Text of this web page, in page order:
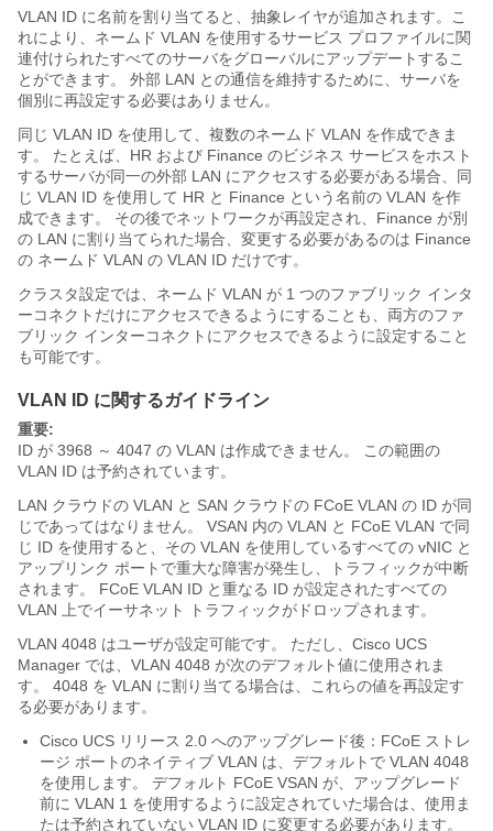
VLAN ID に名前を割り当てると、抽象レイヤが追加されます。こ
れにより、ネームド VLAN を使用するサービス プロファイルに関
連付けられたすべてのサーバをグローバルにアップデートするこ
とができます。 外部 LAN との通信を維持するために、サーバを
個別に再設定する必要はありません。
同じ VLAN ID を使用して、複数のネームド VLAN を作成できま
す。 たとえば、HR および Finance のビジネス サービスをホスト
するサーバが同一の外部 LAN にアクセスする必要がある場合、同
じ VLAN ID を使用して HR と Finance という名前の VLAN を作
成できます。 その後でネットワークが再設定され、Finance が別
の LAN に割り当てられた場合、変更する必要があるのは Finance
の ネームド VLAN の VLAN ID だけです。
クラスタ設定では、ネームド VLAN が 1 つのファブリック インタ
ーコネクトだけにアクセスできるようにすることも、両方のファ
ブリック インターコネクトにアクセスできるように設定すること
も可能です。
VLAN ID に関するガイドライン
重要:
ID が 3968 ～ 4047 の VLAN は作成できません。 この範囲の
VLAN ID は予約されています。
LAN クラウドの VLAN と SAN クラウドの FCoE VLAN の ID が同
じであってはなりません。 VSAN 内の VLAN と FCoE VLAN で同
じ ID を使用すると、その VLAN を使用しているすべての vNIC と
アップリンク ポートで重大な障害が発生し、トラフィックが中断
されます。 FCoE VLAN ID と重なる ID が設定されたすべての
VLAN 上でイーサネット トラフィックがドロップされます。
VLAN 4048 はユーザが設定可能です。 ただし、 Cisco UCS
Manager では、VLAN 4048 が次のデフォルト値に使用されま
す。 4048 を VLAN に割り当てる場合は、これらの値を再設定す
る必要があります。
Cisco UCS リリース 2.0 へのアップグレード後：FCoE ストレ
ージ ポートのネイティブ VLAN は、デフォルトで VLAN 4048
を使用します。 デフォルト FCoE VSAN が、アップグレード
前に VLAN 1 を使用するように設定されていた場合は、使用ま
たは予約されていない VLAN ID に変更する必要があります。